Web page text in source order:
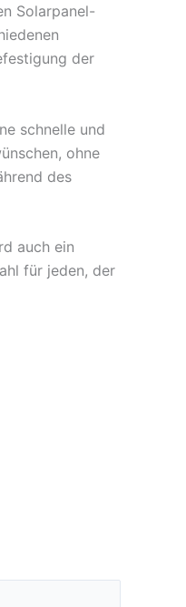
Solarpanel-
der
schnelle und
ohne
des
auch ein
für jeden, der